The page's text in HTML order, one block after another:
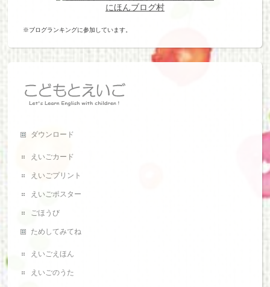
にほんブログ村
※ブログランキングに参加しています。
ダウンロード
えいごカード
えいごプリント
えいごポスター
ごほうび
ためしてみてね
えいごえほん
えいごのうた